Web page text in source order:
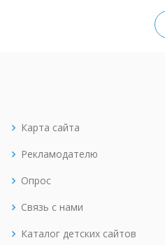
Карта сайта
Рекламодателю
Опрос
Связь с нами
Каталог детских сайтов